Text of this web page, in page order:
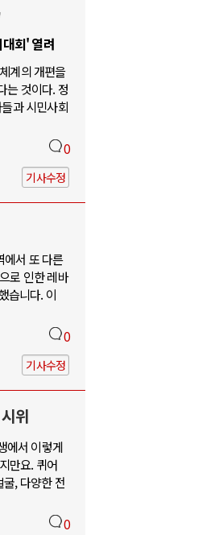
회' 열려
계의 개편을
는 것이다. 정
과 시민사회
0
기사수정
에서 또 다른
로 인한 레바
습니다. 이
0
기사수정
위
에서 이렇게
만요. 퀴어
, 다양한 전
0